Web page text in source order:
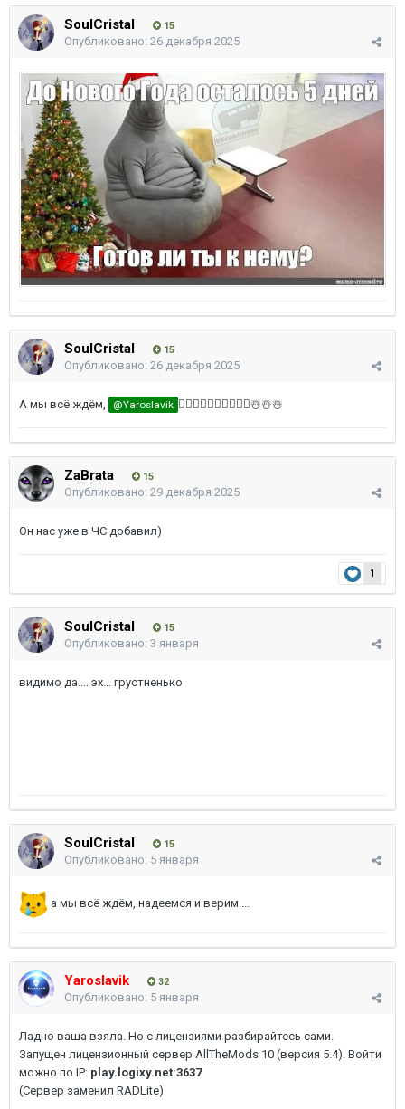
SoulCristal 15
Опубликовано: 26 декабря 2025
SoulCristal 15
Опубликовано: 26 декабря 2025
А мы всё ждём, @Yaroslavik 😶‍🌫️😶‍🌫️😶‍🌫️😶‍🌫️🙏🤝☃️☃️☃️
ZaBrata 15
Опубликовано: 29 декабря 2025
Он нас уже в ЧС добавил)
1
SoulCristal 15
Опубликовано: 3 января
видимо да.... эх... грустненько
SoulCristal 15
Опубликовано: 5 января
а мы всё ждём, надеемся и верим....
Yaroslavik 32
Опубликовано: 5 января
Ладно ваша взяла. Но с лицензиями разбирайтесь сами.
Запущен лицензионный сервер AllTheMods 10 (версия 5.4). Войти
можно по IP: play.logixy.net:3637
(Сервер заменил RADLite)